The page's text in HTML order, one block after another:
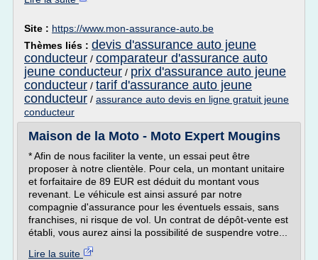
Site : https://www.mon-assurance-auto.be
Thèmes liés : devis d'assurance auto jeune
conducteur / comparateur d'assurance auto
jeune conducteur / prix d'assurance auto jeune
conducteur / tarif d'assurance auto jeune
conducteur / assurance auto devis en ligne gratuit jeune
conducteur
Maison de la Moto - Moto Expert Mougins
* Afin de nous faciliter la vente, un essai peut être
proposer à notre clientèle. Pour cela, un montant unitaire
et forfaitaire de 89 EUR est déduit du montant vous
revenant. Le véhicule est ainsi assuré par notre
compagnie d'assurance pour les éventuels essais, sans
franchises, ni risque de vol. Un contrat de dépôt-vente est
établi, vous aurez ainsi la possibilité de suspendre votre...
Lire la suite